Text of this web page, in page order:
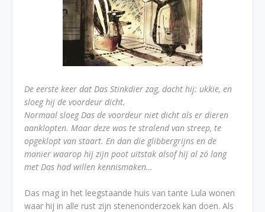
De eerste keer dat Das Stinkdier zag, dacht hij: ukkie, en
sloeg hij de voordeur dicht.
Normaal sloeg Das de voordeur niet dicht als er dieren
aanklopten. Maar deze was te stralend van streep, te
opgeklopt van staart. En dan die glibbergrijns en de
manier waarop hij zijn poot uitstak alsof hij al zó lang
met Das had willen kennismaken…
Das mag in het leegstaande huis van tante Lula wonen
waar hij in alle rust zijn stenenonderzoek kan doen. Als